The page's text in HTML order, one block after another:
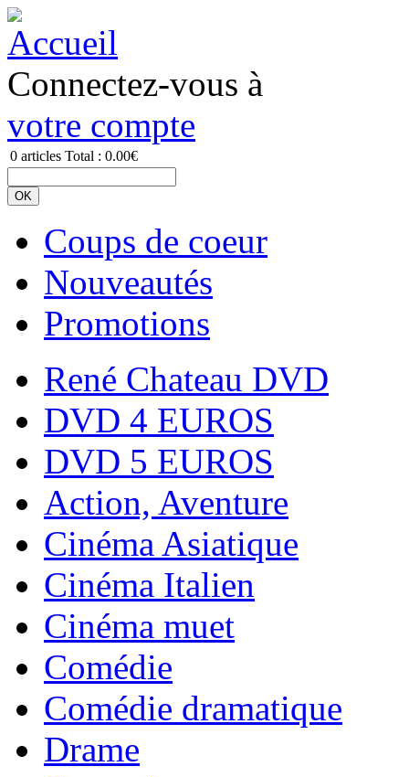
Connectez-vous à
votre compte
0 articles Total : 0.00€
Coups de coeur
Nouveautés
Promotions
René Chateau DVD
DVD 4 EUROS
DVD 5 EUROS
Action, Aventure
Cinéma Asiatique
Cinéma Italien
Cinéma muet
Comédie
Comédie dramatique
Drame